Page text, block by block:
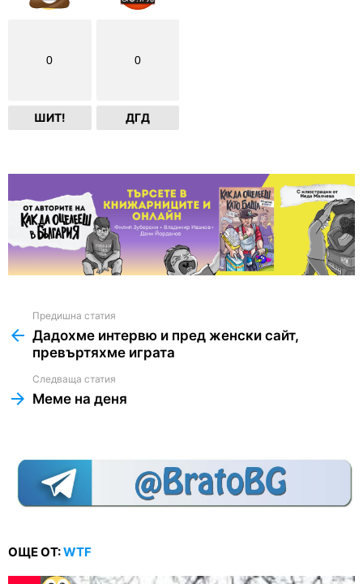
0
ШИТ!
0
ДГД
more
Предишна статия
Дадохме интервю и пред женски сайт,
превъртяхме играта
Следваща статия
Меме на деня
ОЩЕ ОТ:WTF